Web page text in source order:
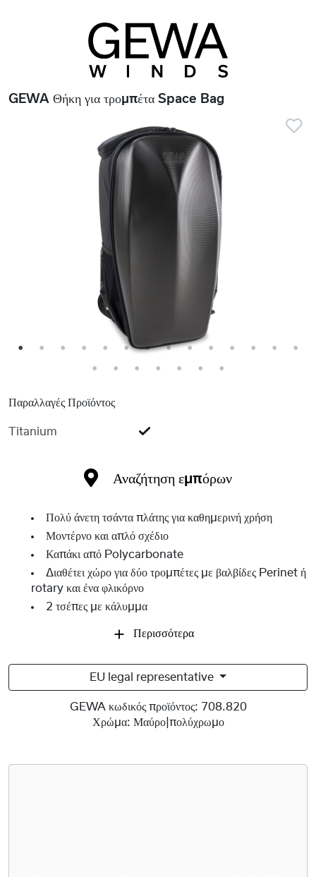
GEWA Θήκη για τρομπέτα Space Bag
1 2 3 4 5 6 7 8 9 10 11 12 13
14
15
16 17 18 19 20 21
Παραλλαγές Προϊόντος
Titanium
Αναζήτηση εμπόρων
Πολύ άνετη τσάντα πλάτης για καθημερινή χρήση
Μοντέρνο και απλό σχέδιο
Καπάκι από Polycarbonate
Διαθέτει χώρο για δύο τρομπέτες με βαλβίδες Perinet ή
rotary και ένα φλικόρνο
2 τσέπες με κάλυμμα
Περισσότερα
EU legal representative
GEWA κωδικός προϊόντος: 708.820
Χρώμα: Μαύρο|πολύχρωμο